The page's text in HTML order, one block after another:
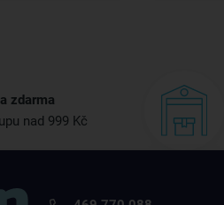
zdarma
nad 999 Kč